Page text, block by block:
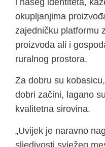
okupljanjima
zajedničku platformu
proizvoda ali i
ruralnog prostora.
Za dobru su
dobri začini, lagano
kvalitetna sirovina.
„Uvijek je naravno
sljedivosti svježeg